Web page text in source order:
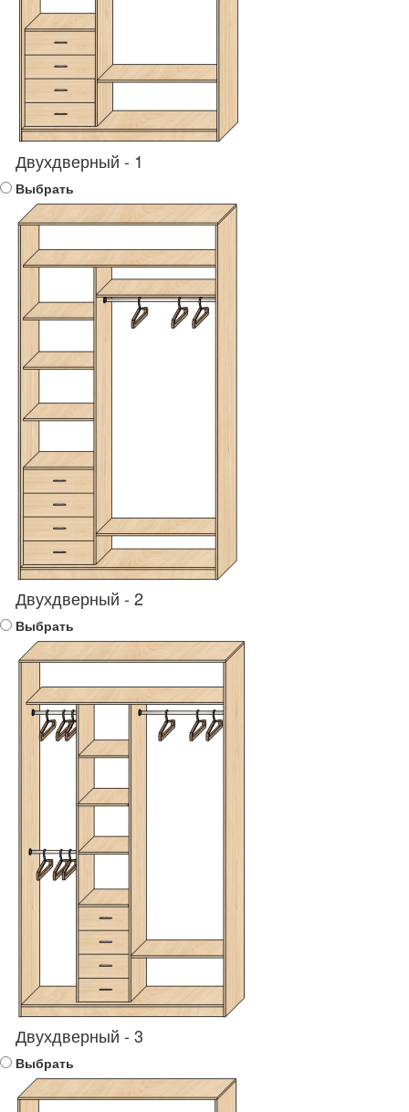
Двухдверный - 1
Выбрать
Двухдверный - 2
Выбрать
Двухдверный - 3
Выбрать